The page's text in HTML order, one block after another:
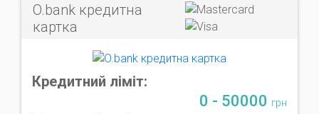
O.bank кредитна
картка
Кредитний ліміт:
0 - 50000 грн